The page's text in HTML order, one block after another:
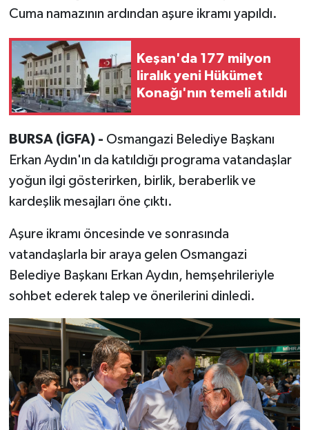
Cuma namazının ardından aşure ikramı yapıldı.
Keşan'da 177 milyon
liralık yeni Hükümet
Konağı'nın temeli atıldı
BURSA (İGFA) - Osmangazi Belediye Başkanı
Erkan Aydın'ın da katıldığı programa vatandaşlar
yoğun ilgi gösterirken, birlik, beraberlik ve
kardeşlik mesajları öne çıktı.
Aşure ikramı öncesinde ve sonrasında
vatandaşlarla bir araya gelen Osmangazi
Belediye Başkanı Erkan Aydın, hemşehrileriyle
sohbet ederek talep ve önerilerini dinledi.